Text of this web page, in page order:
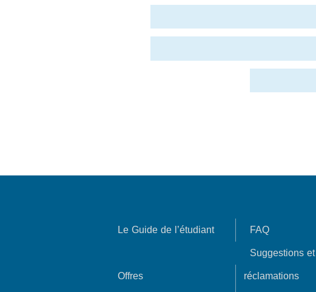
Le Guide de l’étudiant FAQ
Offres
Suggestions et
réclamations